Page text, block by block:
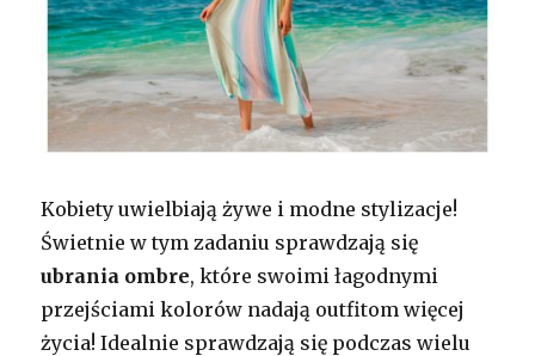
Kobiety uwielbiają żywe i modne stylizacje!
Świetnie w tym zadaniu sprawdzają się
ubrania ombre, które swoimi łagodnymi
przejściami kolorów nadają outfitom więcej
życia! Idealnie sprawdzają się podczas wielu